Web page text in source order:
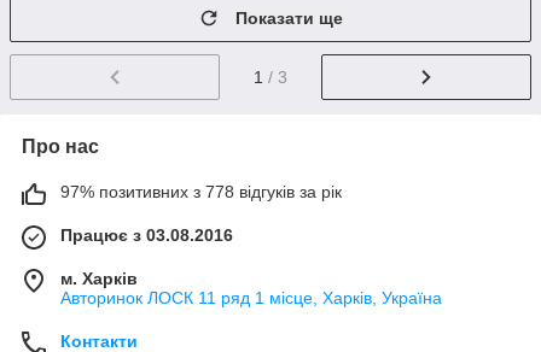
Показати ще
1 / 3
Про нас
97% позитивних з 778 відгуків за рік
Працює з 03.08.2016
м. Харків
Авторинок ЛОСК 11 ряд 1 місце, Харків, Україна
Контакти